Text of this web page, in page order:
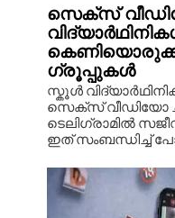
സെക്സ്
ഗ്രൂപ്പുകൾ
സ്കൂൾ
സെക്സ് വീഡിയോ
ടെലിഗ്രാമിൽ
ഇത് സംബന്ധിച്ച്